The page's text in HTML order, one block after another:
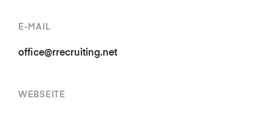
E-MAIL
office@rrecruiting.net
WEBSEITE